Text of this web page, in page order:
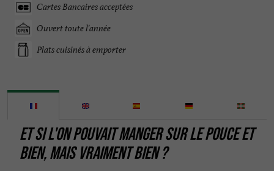
Cartes Bancaires acceptées
Ouvert toute l'année
Plats cuisinés à emporter
ET SI L'ON POUVAIT MANGER SUR LE POUCE ET
BIEN, MAIS VRAIMENT BIEN ?